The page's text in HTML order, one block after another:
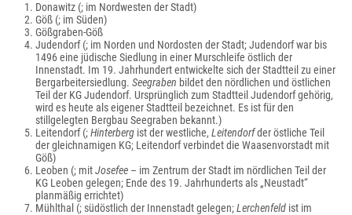
Donawitz (; im Nordwesten der Stadt)
Göß (; im Süden)
Gößgraben-Göß
Judendorf (; im Norden und Nordosten der Stadt; Judendorf war bis
1496 eine jüdische Siedlung in einer Murschleife östlich der
Innenstadt. Im 19. Jahrhundert entwickelte sich der Stadtteil zu einer
Bergarbeitersiedlung. Seegraben bildet den nördlichen und östlichen
Teil der KG Judendorf. Ursprünglich zum Stadtteil Judendorf gehörig,
wird es heute als eigener Stadtteil bezeichnet. Es ist für den
stillgelegten Bergbau Seegraben bekannt.)
Leitendorf (;Hinterberg ist der westliche, Leitendorfder östliche Teil
der gleichnamigen KG; Leitendorf verbindet die Waasenvorstadt mit
Göß)
Leoben (; mitJosefee – im Zentrum der Stadt im nördlichen Teil der
KG Leoben gelegen; Ende des 19. Jahrhunderts als „Neustadt“
planmäßig errichtet)
Mühlthal (; südöstlich der Innenstadt gelegen;Lerchenfeld ist im